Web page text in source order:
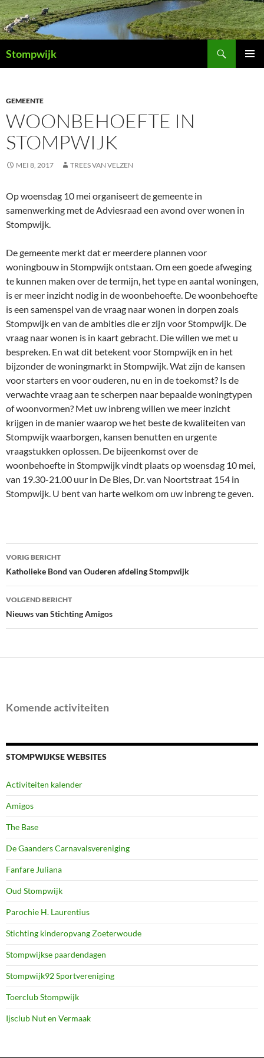
Ga
naar
de
inhoud
Stompwijk
GEMEENTE
WOONBEHOEFTE IN
STOMPWIJK
MEI 8, 2017 TREES VAN VELZEN
Op woensdag 10 mei organiseert de gemeente in
samenwerking met de Adviesraad een avond over wonen in
Stompwijk.
De gemeente merkt dat er meerdere plannen voor
woningbouw in Stompwijk ontstaan. Om een goede afweging
te kunnen maken over de termijn, het type en aantal woningen,
is er meer inzicht nodig in de woonbehoefte. De woonbehoefte
is een samenspel van de vraag naar wonen in dorpen zoals
Stompwijk en van de ambities die er zijn voor Stompwijk. De
vraag naar wonen is in kaart gebracht. Die willen we met u
bespreken. En wat dit betekent voor Stompwijk en in het
bijzonder de woningmarkt in Stompwijk. Wat zijn de kansen
voor starters en voor ouderen, nu en in de toekomst? Is de
verwachte vraag aan te scherpen naar bepaalde woningtypen
of woonvormen? Met uw inbreng willen we meer inzicht
krijgen in de manier waarop we het beste de kwaliteiten van
Stompwijk waarborgen, kansen benutten en urgente
vraagstukken oplossen. De bijeenkomst over de
woonbehoefte in Stompwijk vindt plaats op woensdag 10 mei,
van 19.30-21.00 uur in De Bles, Dr. van Noortstraat 154 in
Stompwijk. U bent van harte welkom om uw inbreng te geven.
Bericht
navigatie
VORIG BERICHT
Katholieke Bond van Ouderen afdeling Stompwijk
VOLGEND BERICHT
Nieuws van Stichting Amigos
Komende activiteiten
STOMPWIJKSE WEBSITES
Activiteiten kalender
Amigos
The Base
De Gaanders Carnavalsvereniging
Fanfare Juliana
Oud Stompwijk
Parochie H. Laurentius
Stichting kinderopvang Zoeterwoude
Stompwijkse paardendagen
Stompwijk92 Sportvereniging
Toerclub Stompwijk
Ijsclub Nut en Vermaak